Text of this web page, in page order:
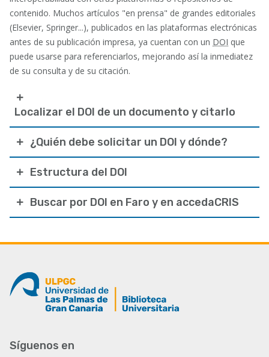
contenido. Muchos artículos "en prensa" de grandes editoriales
(Elsevier, Springer...), publicados en las plataformas electrónicas
antes de su publicación impresa, ya cuentan con un DOI que
puede usarse para referenciarlos, mejorando así la inmediatez
de su consulta y de su citación.
Localizar el DOI de un documento y citarlo
¿Quién debe solicitar un DOI y dónde?
Estructura del DOI
Buscar por DOI en Faro y en accedaCRIS
Síguenos en